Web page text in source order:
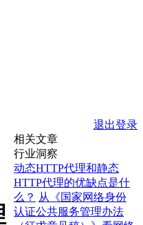
退出登录
相关文章
行业洞察
动态HTTP代理和静态
HTTP代理的优缺点是什
么？ 从《国家网络身份
认证公共服务管理办法